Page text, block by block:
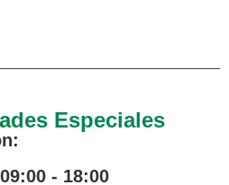
Especiales
- 18:00